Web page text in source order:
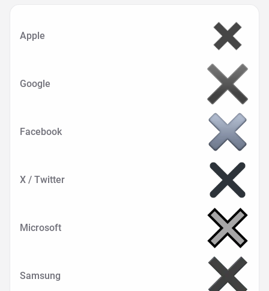
Apple
Google
Facebook
X / Twitter
Microsoft
Samsung